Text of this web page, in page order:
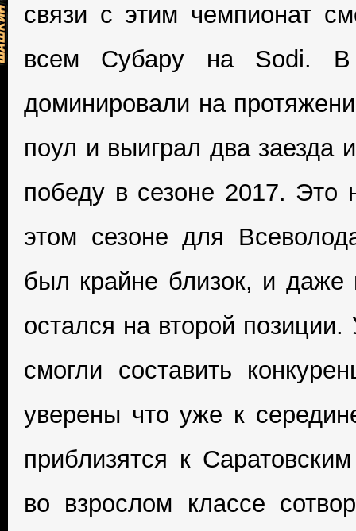
связи с этим чемпионат
всем Субару на Sodi. В
доминировали на
поул и выиграл два
победу в сезоне 2017. Это
этом сезоне для
был крайне близок, и даже
остался на второй
смогли составить
уверены что уже к
приблизятся к
во взрослом классе